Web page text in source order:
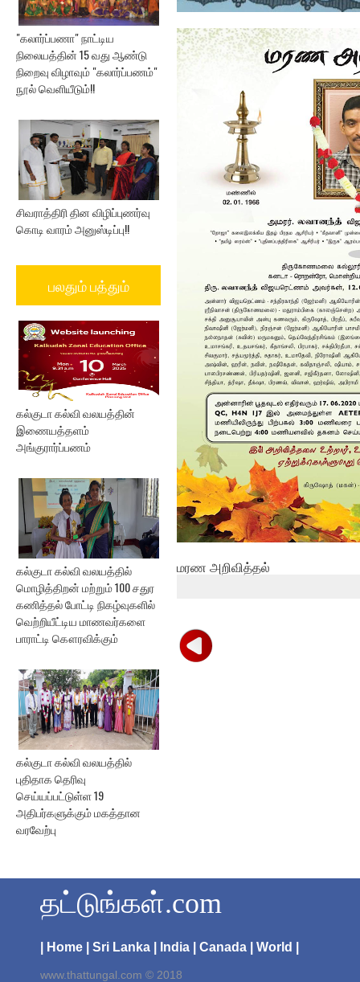
"கலார்ப்பணா" நாட்டிய
நிலையத்தின் 15 வது ஆண்டு
நிறைவு விழாவும் "கலார்ப்பணம்"
நூல் வெளியீடும்!!
சிவராத்திரி தின விழிப்புணர்வு
கொடி வாரம் அனுஸ்டிப்பு!!
பலதும் பத்தும்
கல்குடா கல்வி வலயத்தின்
இணையத்தளம்
அங்குரார்ப்பணம்
கல்குடா கல்வி வலயத்தில்
மொழித்திறன் மற்றும் 100 சதுர
கணித்தல் போட்டி நிகழ்வுகளில்
வெற்றியீட்டிய மாணவர்களை
பாராட்டி கௌரவிக்கும்
கல்குடா கல்வி வலயத்தில்
புதிதாக தெரிவு
செய்யப்பட்டுள்ள 19
அதிபர்களுக்கும் மகத்தான
வரவேற்பு
மரண அறிவித்தல்
மரண அறிவித்தல்
தட்டுங்கள்.com
| Home | Sri Lanka | India | Canada | World |
www.thattungal.com © 2018